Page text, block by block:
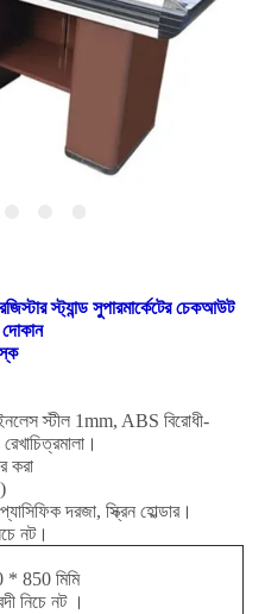
স্ট্যান্ড সুপারমার্কেটের চেকআউট
দোকান
স্টীল 1mm, ABS বিরোধী-
করা
দরজা, স্ক্রিন হোল্ডার।
নট।
850 মিমি
নিচে নট।